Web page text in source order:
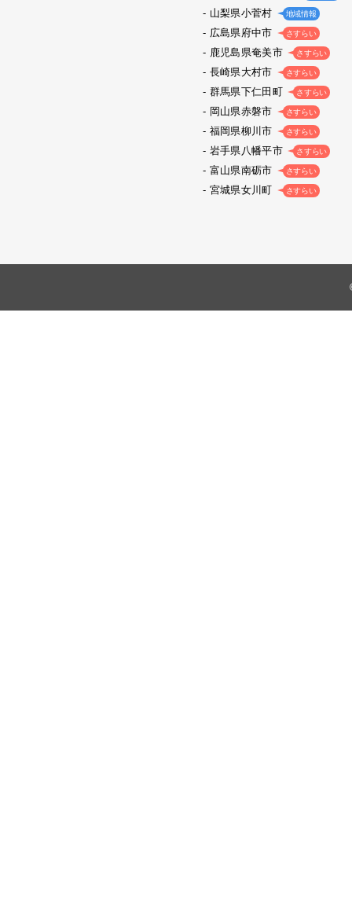
山梨県小菅村 地域情報
広島県府中市 さすらい
鹿児島県奄美市 さすらい
長崎県大村市 さすらい
群馬県下仁田町 さすらい
岡山県赤磐市 さすらい
福岡県柳川市 さすらい
岩手県八幡平市 さすらい
富山県南砺市 さすらい
宮城県女川町 さすらい